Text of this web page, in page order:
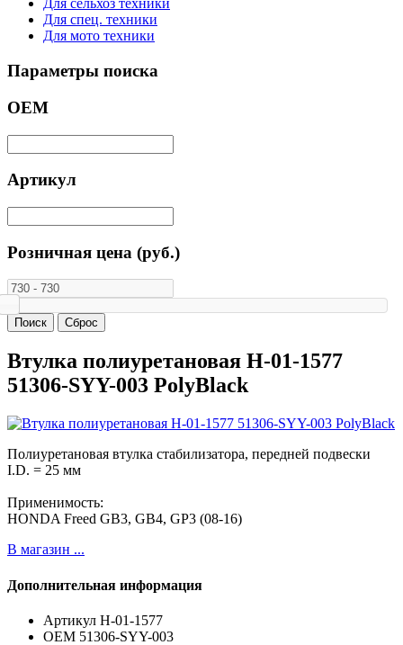
Для сельхоз техники
Для спец. техники
Для мото техники
Параметры поиска
ОЕМ
Артикул
Розничная цена (руб.)
Втулка полиуретановая H-01-1577
51306-SYY-003 PolyBlack
Полиуретановая втулка стабилизатора, передней подвески
I.D. = 25 мм
Применимость:
HONDA Freed GB3, GB4, GP3 (08-16)
В магазин ...
Дополнительная информация
Артикул H-01-1577
ОЕМ 51306-SYY-003